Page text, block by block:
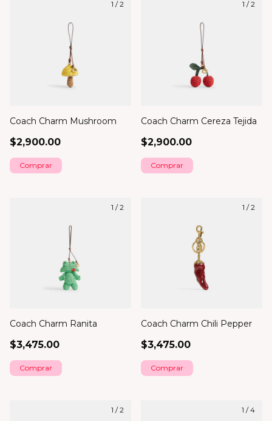
1 /2
Coach Charm Mushroom
$2,900.00
1 /2
Coach Charm Cereza Tejida
$2,900.00
1 /2
Coach Charm Ranita
$3,475.00
1 /2
Coach Charm Chili Pepper
$3,475.00
1 /2 1 /4